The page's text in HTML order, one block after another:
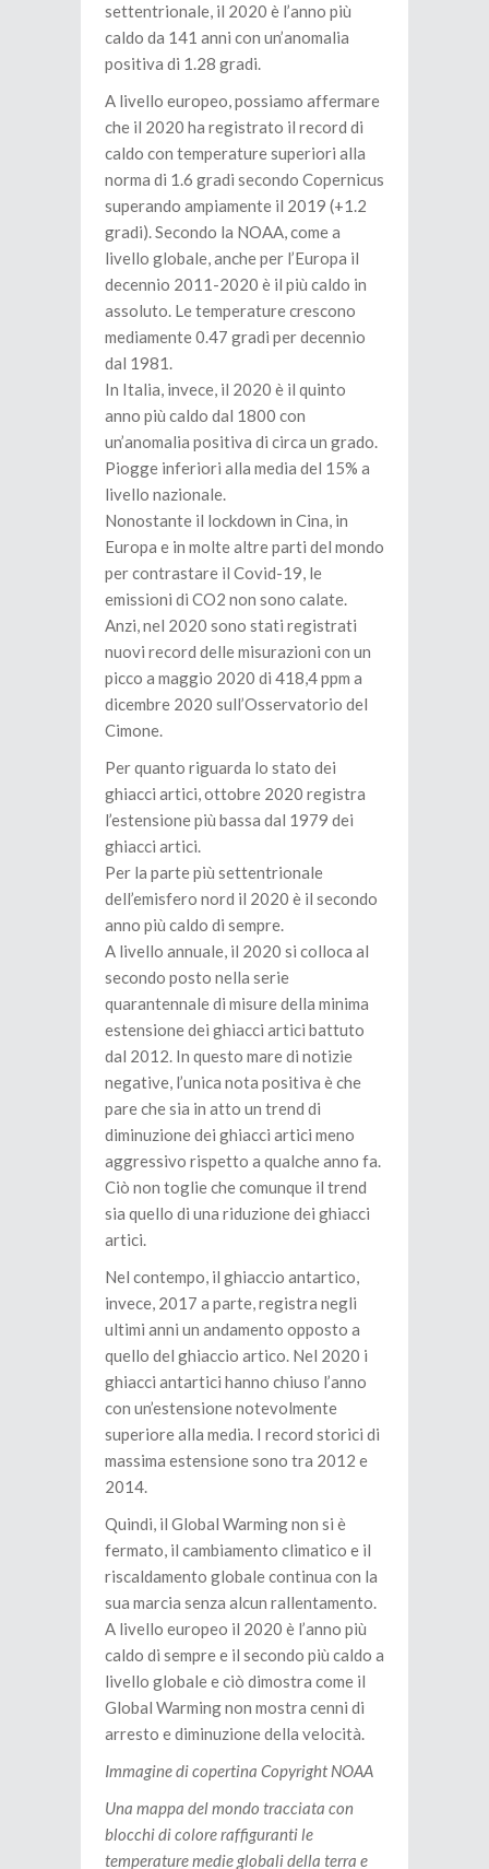
settentrionale, il 2020 è l’anno più
caldo da 141 anni con un’anomalia
positiva di 1.28 gradi.
A livello europeo, possiamo affermare
che il 2020 ha registrato il record di
caldo con temperature superiori alla
norma di 1.6 gradi secondo Copernicus
superando ampiamente il 2019 (+1.2
gradi). Secondo la NOAA, come a
livello globale, anche per l’Europa il
decennio 2011-2020 è il più caldo in
assoluto. Le temperature crescono
mediamente 0.47 gradi per decennio
dal 1981.
In Italia, invece, il 2020 è il quinto
anno più caldo dal 1800 con
un’anomalia positiva di circa un grado.
Piogge inferiori alla media del 15% a
livello nazionale.
Nonostante il lockdown in Cina, in
Europa e in molte altre parti del mondo
per contrastare il Covid-19, le
emissioni di CO2 non sono calate.
Anzi, nel 2020 sono stati registrati
nuovi record delle misurazioni con un
picco a maggio 2020 di 418,4 ppm a
dicembre 2020 sull’Osservatorio del
Cimone.
Per quanto riguarda lo stato dei
ghiacci artici, ottobre 2020 registra
l’estensione più bassa dal 1979 dei
ghiacci artici.
Per la parte più settentrionale
dell’emisfero nord il 2020 è il secondo
anno più caldo di sempre.
A livello annuale, il 2020 si colloca al
secondo posto nella serie
quarantennale di misure della minima
estensione dei ghiacci artici battuto
dal 2012. In questo mare di notizie
negative, l’unica nota positiva è che
pare che sia in atto un trend di
diminuzione dei ghiacci artici meno
aggressivo rispetto a qualche anno fa.
Ciò non toglie che comunque il trend
sia quello di una riduzione dei ghiacci
artici.
Nel contempo, il ghiaccio antartico,
invece, 2017 a parte, registra negli
ultimi anni un andamento opposto a
quello del ghiaccio artico. Nel 2020 i
ghiacci antartici hanno chiuso l’anno
con un’estensione notevolmente
superiore alla media. I record storici di
massima estensione sono tra 2012 e
2014.
Quindi, il Global Warming non si è
fermato, il cambiamento climatico e il
riscaldamento globale continua con la
sua marcia senza alcun rallentamento.
A livello europeo il 2020 è l’anno più
caldo di sempre e il secondo più caldo a
livello globale e ciò dimostra come il
Global Warming non mostra cenni di
arresto e diminuzione della velocità.
Immagine di copertina Copyright NOAA
Una mappa del mondo tracciata con
blocchi di colore raffiguranti le
temperature medie globali della terra e